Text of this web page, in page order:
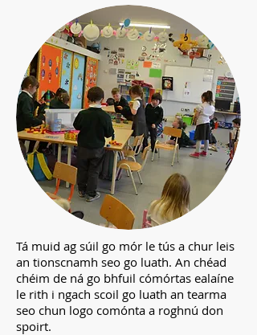
Tá muid ag súil go mór le tús a chur leis
an tionscnamh seo go luath. An chéad
chéim de ná go bhfuil cómórtas ealaíne
le rith i ngach scoil go luath an tearma
seo chun logo comónta a roghnú don
spoirt.